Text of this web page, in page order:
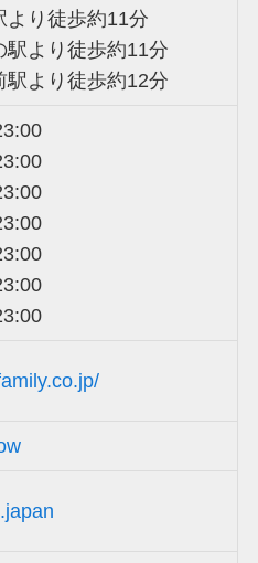
より徒歩約11分
駅より徒歩約11分
駅より徒歩約12分